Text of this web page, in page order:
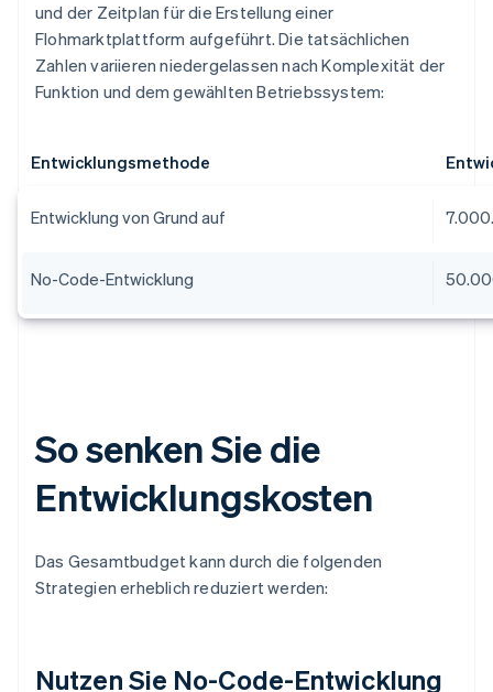
und der Zeitplan für die Erstellung einer
Flohmarktplattform aufgeführt. Die tatsächlichen
Zahlen variieren niedergelassen nach Komplexität der
Funktion und dem gewählten Betriebssystem:
Entwicklungsmethode
Entwicklung von Grund auf
No-Code-Entwicklung
So senken Sie die
Entwicklungskosten
Das Gesamtbudget kann durch die folgenden
Strategien erheblich reduziert werden:
Nutzen Sie No-Code-Entwicklung